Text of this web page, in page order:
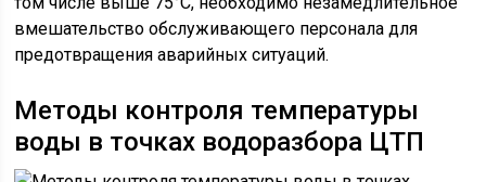
вмешательство обслуживающего персонала для
предотвращения аварийных ситуаций.
Методы контроля температуры
воды в точках водоразбора ЦТП